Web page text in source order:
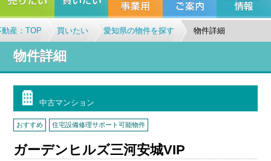
産：TOP 買いたい 愛知県の物件を探す 物件詳細
物件詳細
中古マンション
おすすめ 住宅設備修理サポート可能物件
ガーデンヒルズ三河安城VIP